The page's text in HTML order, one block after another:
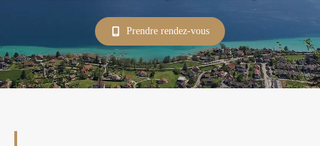
Prendre rendez-vous